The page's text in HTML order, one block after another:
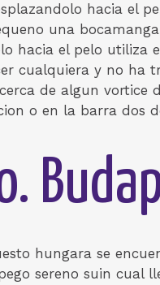
hacia el
una
hacia el pelo utiliza
cualquiera y no ha
de algun vortice
o en la barra dos
hungara se
sereno suin cual